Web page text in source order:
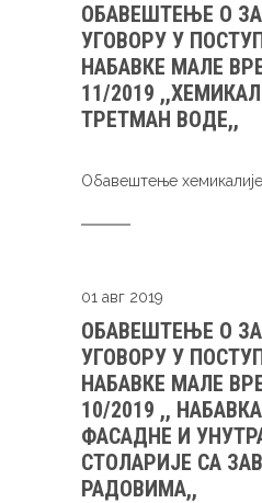
ОБАВЕШТЕЊЕ О
УГОВОРУ У
НАБАВКЕ МАЛЕ
11/2019
ТРЕТМАН ВОДЕ,,
Oбавештење
01 авг 2019
ОБАВЕШТЕЊЕ О
УГОВОРУ У
НАБАВКЕ МАЛЕ
10/2019 ,,
ФАСАДНЕ И
СТОЛАРИЈЕ СА
РАДОВИМА,,